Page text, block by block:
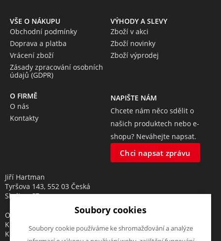
VŠE O NÁKUPU
Obchodní podmínky
Doprava a platba
Vrácení zboží
Zásady zpracování osobních
údajů (GDPR)
VÝHODY A SLEVY
Zboží v akci
Zboží novinky
Zboží výprodej
O FIRMĚ
O nás
Kontakty
NAPIŠTE NÁM
Chcete nám něco sdělit o
našich produktech nebo e-
shopu? Neváhejte napsat.
Chci napsat zprávu
Jiří Hartman
Tyršova 143, 552 03 Česká
Skalice, CZ
Obchodní rejstřík vedený u
Krajského soudu v Hradci
Králové, oddíl A, vložka 18553
Soubory cookies
Soubory cookie používáme ke shromažďování a analýze